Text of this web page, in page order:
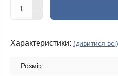
Характеристики: (дивитися всі)
Розмір